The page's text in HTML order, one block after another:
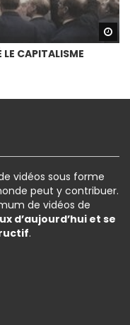
CAPITALISME
vidéos sous forme
peut y contribuer.
de vidéos de
d’aujourd’hui et se
.